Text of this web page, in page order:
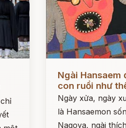
Ngài Hansaem
con ruồi như
Ngày xửa, ngày
là Hansaemon
Nagoya, ngài